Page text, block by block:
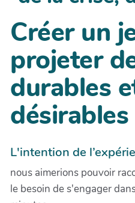
Créer un
projeter
durables
désirables
L'intention de
nous aimerions pouvoir
le besoin de s'engager